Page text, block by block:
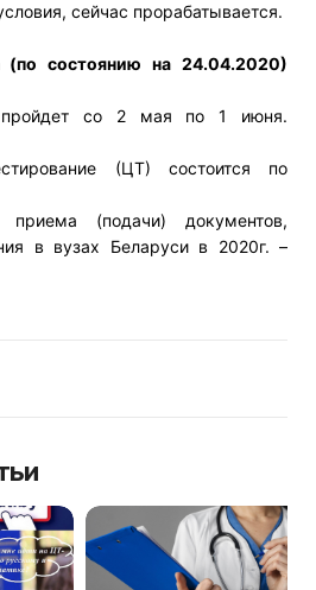
сейчас прорабатывается.
(по состоянию на 24.04.2020)
пройдет со 2 мая по 1 июня.
(ЦТ) состоится по
(подачи) документов,
в вузах Беларуси в 2020г. –